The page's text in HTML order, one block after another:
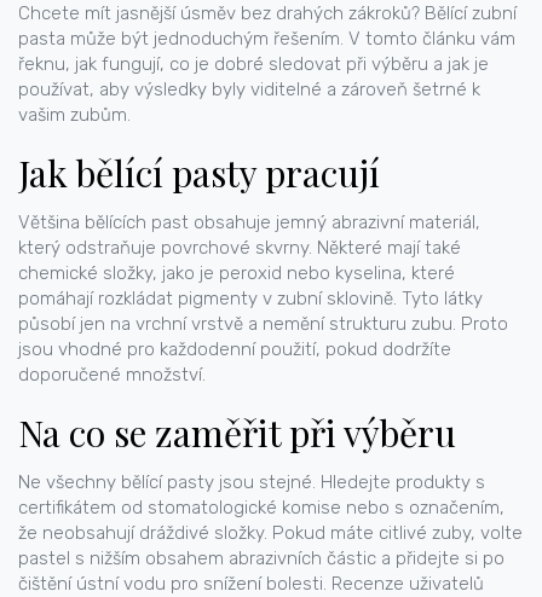
Chcete mít jasnější úsměv bez drahých zákroků? Bělící zubní
pasta může být jednoduchým řešením. V tomto článku vám
řeknu, jak fungují, co je dobré sledovat při výběru a jak je
používat, aby výsledky byly viditelné a zároveň šetrné k
vašim zubům.
Jak bělící pasty pracují
Většina bělících past obsahuje jemný abrazivní materiál,
který odstraňuje povrchové skvrny. Některé mají také
chemické složky, jako je peroxid nebo kyselina, které
pomáhají rozkládat pigmenty v zubní sklovině. Tyto látky
působí jen na vrchní vrstvě a nemění strukturu zubu. Proto
jsou vhodné pro každodenní použití, pokud dodržíte
doporučené množství.
Na co se zaměřit při výběru
Ne všechny bělící pasty jsou stejné. Hledejte produkty s
certifikátem od stomatologické komise nebo s označením,
že neobsahují dráždivé složky. Pokud máte citlivé zuby, volte
pastel s nižším obsahem abrazivních částic a přidejte si po
čištění ústní vodu pro snížení bolesti. Recenze uživatelů